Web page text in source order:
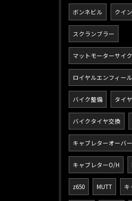
ボンネビル クイ
スクランブラー
マットモーターサイ
ロイヤルエンフィー
バイク整備 タイ
バイクタイヤ交換
キャブレターオーバ
キャブレターO/H
z650 MUTT キ